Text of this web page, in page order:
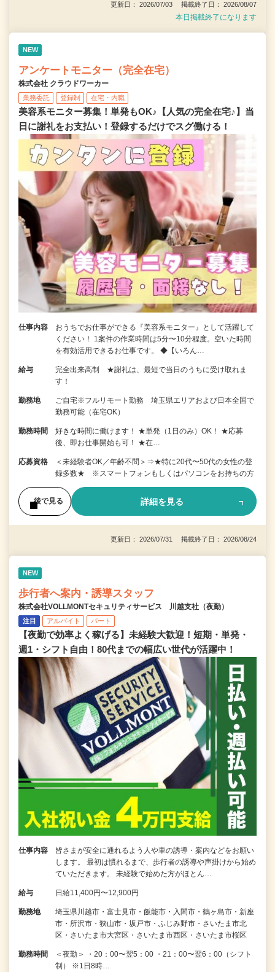
更新日： 2026/07/03 掲載終了日： 2026/08/07
本日掲載終了になります
NEW
アンケートモニター（完全在宅）
株式会社 クラウドワーカー
業務委託 登録制 在宅・内職
美容系モニター募集！単発もOK♪【人気の完全在宅♪】当
日に謝礼をお支払い！登録するだけでスグ働ける！
仕事内容
おうちでお仕事ができる『美容系モニター』として活躍して
ください！ 1案件の作業時間は5分〜10分程度。空いた時間
を有効活用できるお仕事です。 ◆【いろん…
給与
完全出来高制 ★謝礼は、最短で当日のうちに受け取れま
す！
勤務地
ご自宅※フルリモート勤務 埼玉県エリアおよび日本全国で
勤務可能（在宅OK）
勤務時間
好きな時間に働けます！ ★単発（1日のみ）OK！ ★応募
後、即お仕事開始も可！ ★在…
応募資格
＜未経験者OK／年齢不問＞⇒★特に20代〜50代の女性の登
録多数★ ※スマートフォンもしくはパソコンをお持ちの方
後で見る 詳細を見る
更新日： 2026/07/31 掲載終了日： 2026/08/24
NEW
歩行者へ案内・誘導スタッフ
株式会社VOLLMONTセキュリティサービス 川越支社（夜勤）
注目 アルバイト パート
【夜勤で効率よく稼げる】未経験大歓迎！短期・単発・
週1・シフト自由！80代までの幅広い世代が活躍中！
仕事内容
皆さまが安全に通れるよう人や車の誘導・案内などをお願い
します。 最初は慣れるまで、歩行者の誘導や声掛けから始め
ていただきます。 未経験で始めた方がほとん…
給与 日給11,400円〜12,900円
勤務地
埼玉県川越市・富士見市・飯能市・入間市・鶴ヶ島市・新座
市・所沢市・狭山市・坂戸市・ふじみ野市・さいたま市北
区・さいたま市大宮区・さいたま市西区・さいたま市桜区
勤務時間
＜夜勤＞ ・20：00〜翌5：00 ・21：00〜翌6：00（シフト
制） ※1日8時…